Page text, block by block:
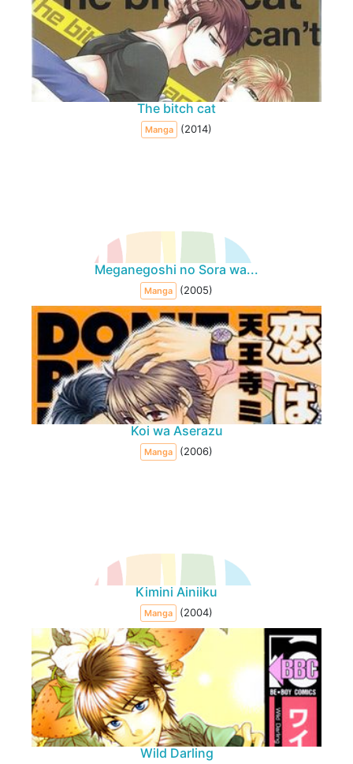
The bitch cat
Manga (2014)
Meganegoshi no Sora wa...
Manga (2005)
Koi wa Aserazu
Manga (2006)
Kimini Ainiiku
Manga (2004)
Wild Darling